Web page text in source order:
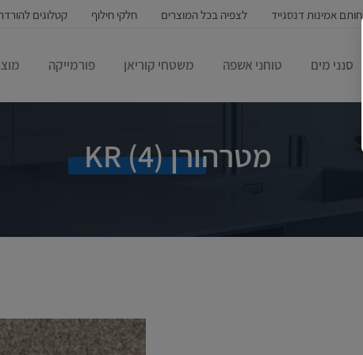
חותם אמינות דנסגייד לצפיה בכל המוצרים חלקי חילוף קטלוגים
סנני מים טוחני אשפה משטחי קוריאן פורמייקה
מטרהורן (4) KR